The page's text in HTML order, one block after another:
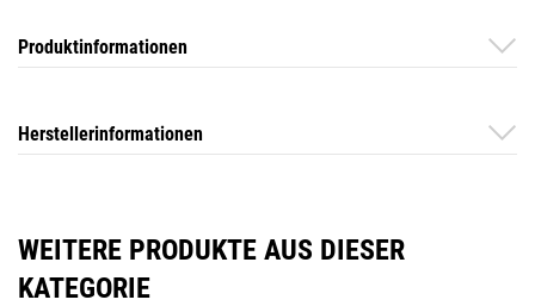
Produktinformationen
Herstellerinformationen
WEITERE PRODUKTE AUS DIESER
KATEGORIE